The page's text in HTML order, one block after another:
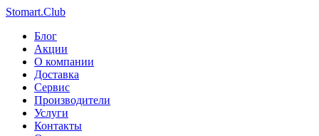
Stomart.Club
Блог
Акции
О компании
Доставка
Сервис
Производители
Услуги
Контакты